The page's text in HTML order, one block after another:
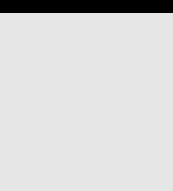
Download
Next
Previous